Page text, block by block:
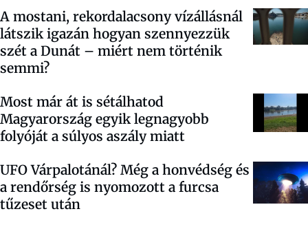
A mostani, rekordalacsony vízállásnál
látszik igazán hogyan szennyezzük
szét a Dunát – miért nem történik
semmi?
Most már át is sétálhatod
Magyarország egyik legnagyobb
folyóját a súlyos aszály miatt
UFO Várpalotánál? Még a honvédség és
a rendőrség is nyomozott a furcsa
tűzeset után